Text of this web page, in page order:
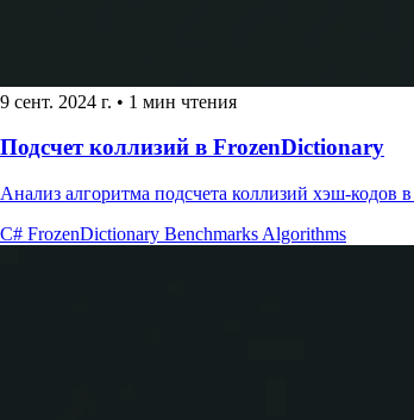
9 сент. 2024 г. • 1 мин чтения
Подсчет коллизий в FrozenDictionary
Анализ алгоритма подсчета коллизий хэш-
C# FrozenDictionary Benchmarks Algorithms